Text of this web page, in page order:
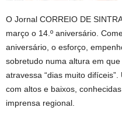
O Jornal CORREIO DE
março o 14.º aniversário.
aniversário, o esforço,
sobretudo numa altura em
atravessa “dias muito
com altos e baixos,
imprensa regional.